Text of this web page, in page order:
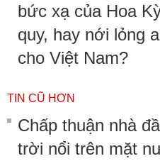
bức xạ của Hoa
quy, hay nới lỏng
cho Việt Nam?
TIN CŨ HƠN
Chấp thuận nhà
trời nổi trên mặt